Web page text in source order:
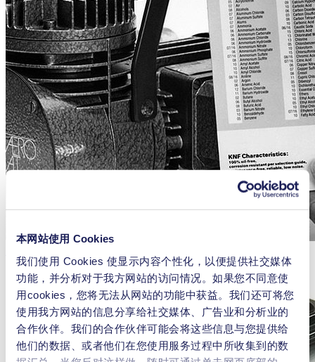
本网站使用 Cookies
我们使用 Cookies 使显示内容个性化，以便提供社交媒体
功能，并分析对于我方网站的访问情况。如果您不同意使
用cookies，您将无法从网站的功能中获益。我们还可将您
使用我方网站的信息分享给社交媒体、广告业和分析业的
合作伙伴。我们的合作伙伴可能会将这些信息与您提供给
他们的数据、或者他们在您使用服务过程中所收集到的数